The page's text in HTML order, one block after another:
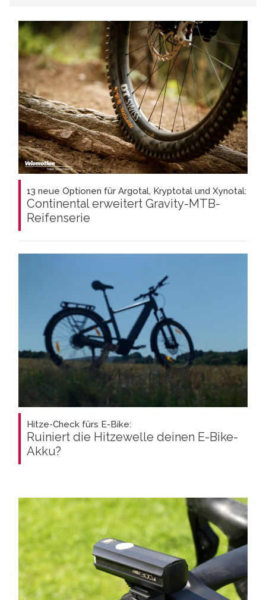
13 neue Optionen für Argotal, Kryptotal und Xynotal:
Continental erweitert Gravity-MTB-
Reifenserie
Hitze-Check fürs E-Bike:
Ruiniert die Hitzewelle deinen E-Bike-
Akku?